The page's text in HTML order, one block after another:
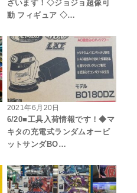
ざいます！◇ジョジョ超像可
動 フィギュア ◇…
2021年6月20日
6/20■工具入荷情報です！◆マ
キタの充電式ランダムオービ
ットサンダBO…